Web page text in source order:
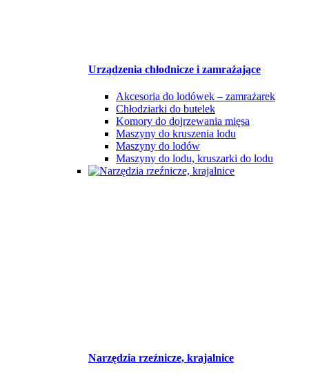
Urządzenia chłodnicze i zamrażające
Akcesoria do lodówek – zamrażarek
Chłodziarki do butelek
Komory do dojrzewania mięsa
Maszyny do kruszenia lodu
Maszyny do lodów
Maszyny do lodu, kruszarki do lodu
Narzędzia rzeźnicze, krajalnice